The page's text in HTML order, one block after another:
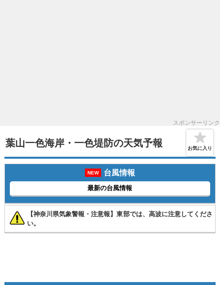
スポンサーリンク
葉山一色海岸・一色堤防の天気予報 お気に入り
NEW 台風情報
最新の台風情報
【神奈川県気象警報・注意報】東部では、高波に注意してくださ
い。